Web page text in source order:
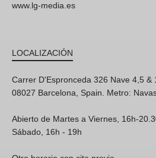
www.lg-media.es
LOCALIZACIÓN
Carrer D'Espronceda 326 Nave 4,5 &
08027 Barcelona, Spain. Metro:
Abierto de Martes a Viernes, 16h-
Sábado, 16h - 19h